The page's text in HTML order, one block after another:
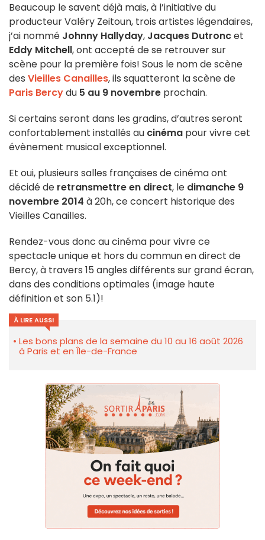
Beaucoup le savent déjà mais, à l’initiative du
producteur Valéry Zeitoun, trois artistes légendaires,
j’ai nommé Johnny Hallyday, Jacques Dutroncet
Eddy Mitchell, ont accepté de se retrouver sur
scène pour la première fois! Sous le nom de scène
des Vieilles Canailles, ils squatteront la scène de
Paris Bercydu 5 au 9 novembre prochain.
Si certains seront dans les gradins, d’autres seront
confortablement installés au cinéma pour vivre cet
évènement musical exceptionnel.
Et oui, plusieurs salles françaises de cinéma ont
décidé de retransmettre en direct, le dimanche 9
novembre 2014 à 20h, ce concert historique des
Vieilles Canailles.
Rendez-vous donc au cinéma pour vivre ce
spectacle unique et hors du commun en direct de
Bercy, à travers 15 angles différents sur grand écran,
dans des conditions optimales (image haute
définition et son 5.1)!
À LIRE AUSSI
Les bons plans de la semaine du 10 au 16 août 2026
à Paris et en Île-de-France